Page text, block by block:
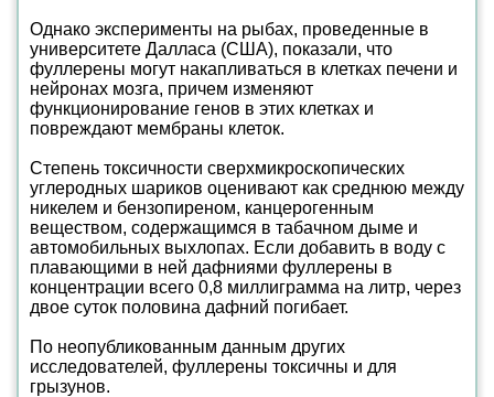
Однако эксперименты на рыбах, проведенные в
университете Далласа (США), показали, что
фуллерены могут накапливаться в клетках печени и
нейронах мозга, причем изменяют
функционирование генов в этих клетках и
повреждают мембраны клеток.
Степень токсичности сверхмикроскопических
углеродных шариков оценивают как среднюю между
никелем и бензопиреном, канцерогенным
веществом, содержащимся в табачном дыме и
автомобильных выхлопах. Если добавить в воду с
плавающими в ней дафниями фуллерены в
концентрации всего 0,8 миллиграмма на литр, через
двое суток половина дафний погибает.
По неопубликованным данным других
исследователей, фуллерены токсичны и для
грызунов.